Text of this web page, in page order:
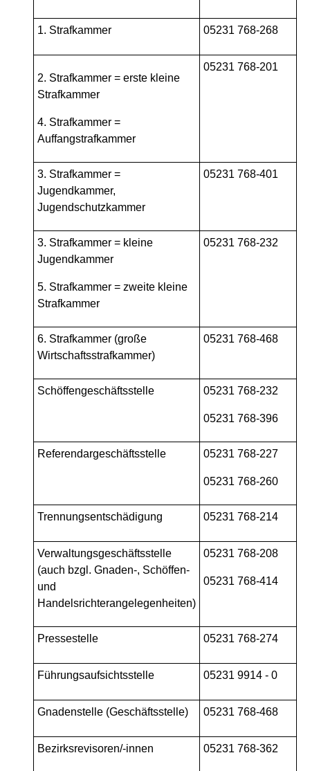
1. Strafkammer 05231 768-268
2. Strafkammer = erste kleine
Strafkammer
4. Strafkammer =
Auffangstrafkammer
05231 768-201
3. Strafkammer =
Jugendkammer,
Jugendschutzkammer
05231 768-401
3. Strafkammer = kleine
Jugendkammer
5. Strafkammer = zweite kleine
Strafkammer
05231 768-232
6. Strafkammer (große
Wirtschaftsstrafkammer)
05231 768-468
Schöffengeschäftsstelle 05231 768-232
05231 768-396
Referendargeschäftsstelle 05231 768-227
05231 768-260
Trennungsentschädigung 05231 768-214
Verwaltungsgeschäftsstelle
(auch bzgl. Gnaden-, Schöffen-
und
Handelsrichterangelegenheiten)
05231 768-208
05231 768-414
Pressestelle 05231 768-274
Führungsaufsichtsstelle 05231 9914 - 0
Gnadenstelle (Geschäftsstelle) 05231 768-468
Bezirksrevisoren/-innen 05231 768-362